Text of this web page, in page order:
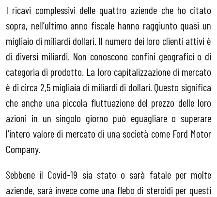
I ricavi complessivi delle quattro aziende che ho citato
sopra, nell’ultimo anno fiscale hanno raggiunto quasi un
migliaio di miliardi dollari. Il numero dei loro clienti attivi è
di diversi miliardi. Non conoscono confini geografici o di
categoria di prodotto. La loro capitalizzazione di mercato
è di circa 2,5 migliaia di miliardi di dollari. Questo significa
che anche una piccola fluttuazione del prezzo delle loro
azioni in un singolo giorno può eguagliare o superare
l'intero valore di mercato di una società come Ford Motor
Company.
Sebbene il Covid-19 sia stato o sarà fatale per molte
aziende, sarà invece come una flebo di steroidi per questi